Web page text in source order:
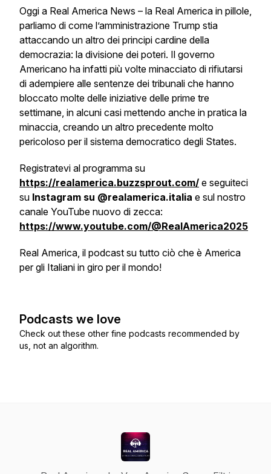
Oggi a Real America News – la Real America in pillole,
parliamo di come l’amministrazione Trump stia
attaccando un altro dei principi cardine della
democrazia: la divisione dei poteri. Il governo
Americano ha infatti più volte minacciato di rifiutarsi
di adempiere alle sentenze dei tribunali che hanno
bloccato molte delle iniziative delle prime tre
settimane, in alcuni casi mettendo anche in pratica la
minaccia, creando un altro precedente molto
pericoloso per il sistema democratico degli States.
Registratevi al programma su
https://realamerica.buzzsprout.com/ e seguiteci
su Instagram su @realamerica.italia e sul nostro
canale YouTube nuovo di zecca:
https://www.youtube.com/@RealAmerica2025
Real America, il podcast su tutto ciò che è America
per gli Italiani in giro per il mondo!
Podcasts we love
Check out these other fine podcasts recommended by
us, not an algorithm.